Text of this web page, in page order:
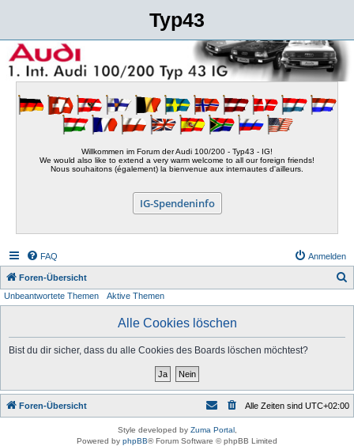
Typ43
Willkommen im Forum der Audi 100/200 - Typ43 - IG!
We would also like to extend a very warm welcome to all our foreign friends!
Nous souhaitons (également) la bienvenue aux internautes d'ailleurs.
IG-Spendeninfo
FAQ Anmelden
Foren-Übersicht
Unbeantwortete Themen Aktive Themen
Alle Cookies löschen
Bist du dir sicher, dass du alle Cookies des Boards löschen möchtest?
Foren-Übersicht Alle Zeiten sind UTC+02:00
Style developed by Zuma Portal,
Powered by phpBB® Forum Software © phpBB Limited